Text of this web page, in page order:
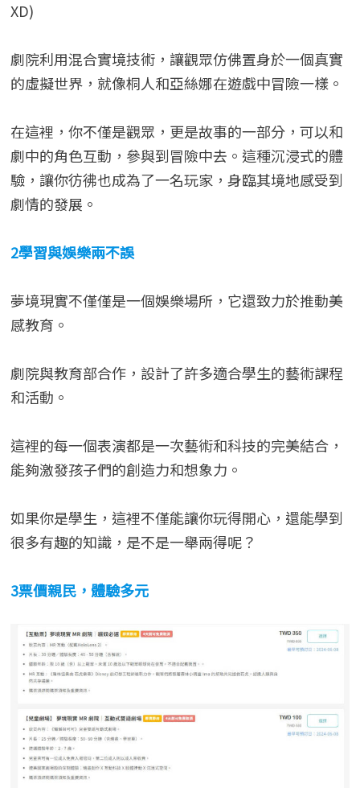
XD)
劇院利用混合實境技術，讓觀眾仿佛置身於一個真實
的虛擬世界，就像桐人和亞絲娜在遊戲中冒險一樣。
在這裡，你不僅是觀眾，更是故事的一部分，可以和
劇中的角色互動，參與到冒險中去。這種沉浸式的體
驗，讓你彷彿也成為了一名玩家，身臨其境地感受到
劇情的發展。
2學習與娛樂兩不誤
夢境現實不僅僅是一個娛樂場所，它還致力於推動美
感教育。
劇院與教育部合作，設計了許多適合學生的藝術課程
和活動。
這裡的每一個表演都是一次藝術和科技的完美結合，
能夠激發孩子們的創造力和想象力。
如果你是學生，這裡不僅能讓你玩得開心，還能學到
很多有趣的知識，是不是一舉兩得呢？
3票價親民，體驗多元